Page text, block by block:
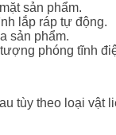
sản phẩm.
lắp ráp tự động.
sản phẩm.
phóng tĩnh
tùy theo loại vật